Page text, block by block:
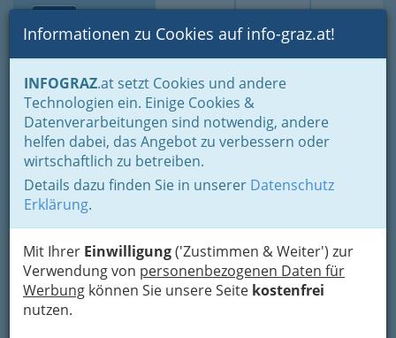
Suche Login Toggle
Informationen zu Cookies auf info-graz.at!
INFOGRAZ.at setzt Cookies und andere
Technologien ein. Einige Cookies &
Datenverarbeitungen sind notwendig, andere
helfen dabei, das Angebot zu verbessern oder
wirtschaftlich zu betreiben.
Details dazu finden Sie in unserer Datenschutz
Erklärung.
Mit Ihrer Einwilligung('Zustimmen & Weiter') zur
Verwendung von personenbezogenen Daten für
Werbung können Sie unsere Seite kostenfrei
nutzen.
Home Branchen
Einkaufen & Schenken - der Handel
Handel in Graz
Dinge des täglichen Lebens
Eisen- und Hartwaren
Heizungs- und Sanitärartikelhandel
Heizungs- und
Sanitärartikelhandel
Auch im Bad bzw. im WC kann etwas kaputt
gehen! Sanitärartikel oder Heizungsartikel sind deshalb recht
wichtige und nützliche Gegenstände. Zum Glück gibt es
ausreichend Händler für sanitäre bzw. heizungstechnische
Artikel.